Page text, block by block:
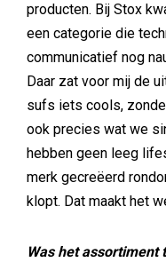
producten. Bij Stox
een categorie die
communicatief nog
Daar zat voor mij de
sufs iets cools,
ook precies wat we
hebben geen leeg
merk gecreëerd
klopt. Dat maakt het
Was het assortiment